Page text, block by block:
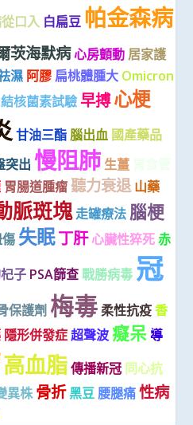
口入 白扁豆 帕金森病
茨海默病心房顫動 居家護
濕 阿膠 扁桃體腫大 Omicron
結核菌素試驗 早搏心梗
甘油三酯 腦出血 國產藥品
突出 慢阻肺 生薑
胃腸道腫瘤 聽力衰退 山藥
脈斑塊 走罐療法 腦梗
失眠丁肝 心臟性猝死 赤
子 PSA篩查 戰勝病毒 冠
保護劑 梅毒 柔性抗疫 香
隱形併發症 超聲波 癡呆 導
高血脂 傳播新冠 同心抗
異株 骨折黑豆 腰腿痛 性病